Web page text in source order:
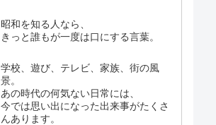
昭和を知る人なら、
きっと誰もが一度は口にする言葉。
学校、遊び、テレビ、家族、街の風
景。
あの時代の何気ない日常には、
今では思い出になった出来事がたくさ
んあります。